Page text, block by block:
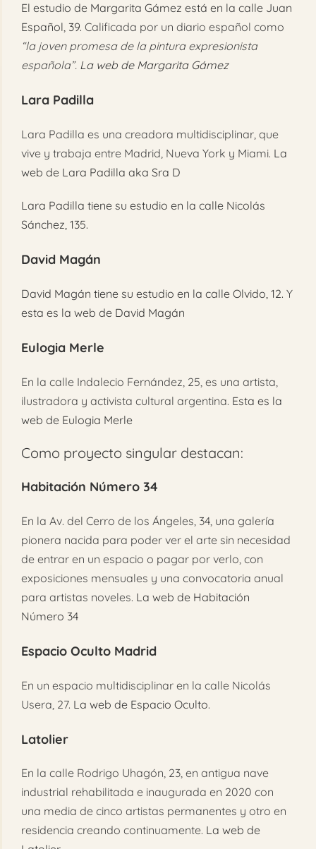
El estudio de Margarita Gámez está en la calle Juan
Español, 39. Calificada por un diario español como
“la joven promesa de la pintura expresionista
española”. La web de Margarita Gámez
Lara Padilla
Lara Padilla es una creadora multidisciplinar, que
vive y trabaja entre Madrid, Nueva York y Miami. La
web de Lara Padilla aka Sra D
Lara Padilla tiene su estudio en la calle Nicolás
Sánchez, 135.
David Magán
David Magán tiene su estudio en la calle Olvido, 12. Y
esta es la web de David Magán
Eulogia Merle
En la calle Indalecio Fernández, 25, es una artista,
ilustradora y activista cultural argentina. Esta es la
web de Eulogia Merle
Como proyecto singular destacan:
Habitación Número 34
En la Av. del Cerro de los Ángeles, 34, una galería
pionera nacida para poder ver el arte sin necesidad
de entrar en un espacio o pagar por verlo, con
exposiciones mensuales y una convocatoria anual
para artistas noveles. La web de Habitación
Número 34
Espacio Oculto Madrid
En un espacio multidisciplinar en la calle Nicolás
Usera, 27. La web de Espacio Oculto.
Latolier
En la calle Rodrigo Uhagón, 23, en antigua nave
industrial rehabilitada e inaugurada en 2020 con
una media de cinco artistas permanentes y otro en
residencia creando continuamente. La web de